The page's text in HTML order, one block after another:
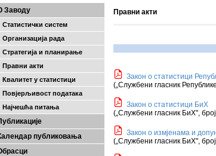
Заводу
Статистички систем
Организација рада
Стратегија и планирање
Правни акти
Квалитет у статистици
Повјерљивост података
Најчешћa питања
публиковања
Правни акти
Закон о статистици
(„Службени гласник
Закон о статистици БиХ
(„Службени гласник БиХ", број
Закон о измјенама и
(„Службени гласник БиХ", број